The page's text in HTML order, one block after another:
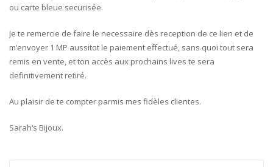
ou carte bleue securisée.
Je te remercie de faire le necessaire dès reception de ce lien et de
m’envoyer 1 MP aussitot le paiement effectué, sans quoi tout sera
remis en vente, et ton accès aux prochains lives te sera
definitivement retiré.
Au plaisir de te compter parmis mes fidèles clientes.
Sarah’s Bijoux.